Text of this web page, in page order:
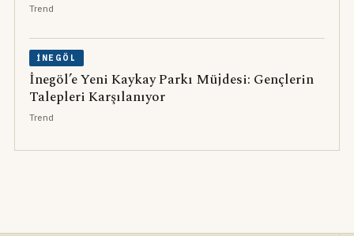
Trend
İNEGÖL
İnegöl’e Yeni Kaykay Parkı Müjdesi: Gençlerin
Talepleri Karşılanıyor
Trend